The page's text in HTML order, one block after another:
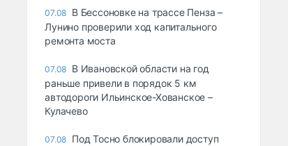
07.08 В Бессоновке на трассе Пенза –
Лунино проверили ход капитального
ремонта моста
07.08 В Ивановской области на год
раньше привели в порядок 5 км
автодороги Ильинское-Хованское –
Кулачево
07.08 Под Тосно блокировали доступ